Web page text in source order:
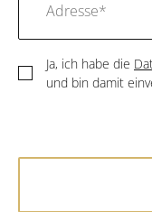
Ja, ich habe die
und bin damit